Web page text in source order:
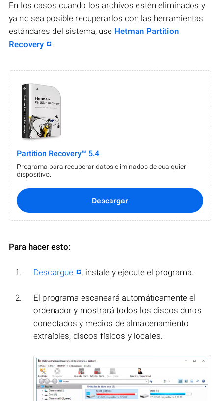
En los casos cuando los archivos estén eliminados y
ya no sea posible recuperarlos con las herramientas
estándares del sistema, use Hetman Partition
Recovery
.
Partition Recovery™ 5.4
Programa para recuperar datos eliminados de cualquier
dispositivo.
Descargar
Para hacer esto:
Descargue , instale y ejecute el programa.
El programa escaneará automáticamente el
ordenador y mostrará todos los discos duros
conectados y medios de almacenamiento
extraíbles, discos físicos y locales.